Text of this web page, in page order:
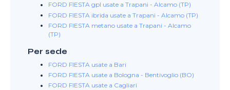
FORD FIESTA gpl usate a Trapani - Alcamo (TP)
FORD FIESTA ibrida usate a Trapani - Alcamo (TP)
FORD FIESTA metano usate a Trapani - Alcamo
(TP)
Per sede
FORD FIESTA usate a Bari
FORD FIESTA usate a Bologna - Bentivoglio (BO)
FORD FIESTA usate a Cagliari